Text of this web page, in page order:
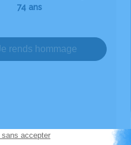
74 ans
rends hommage